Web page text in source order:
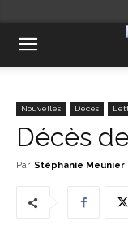
Nouvelles Décès
Décès
Par Stéphanie Meunier